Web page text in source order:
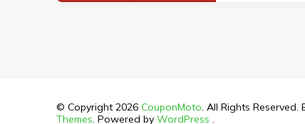
© Copyright 2026 CouponMoto. All Rights Reserved.
Themes. Powered by WordPress .